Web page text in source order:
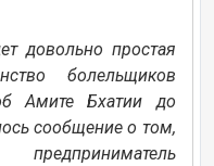
довольно простая
болельщиков
Амите Бхатии до
сообщение о том,
предприниматель